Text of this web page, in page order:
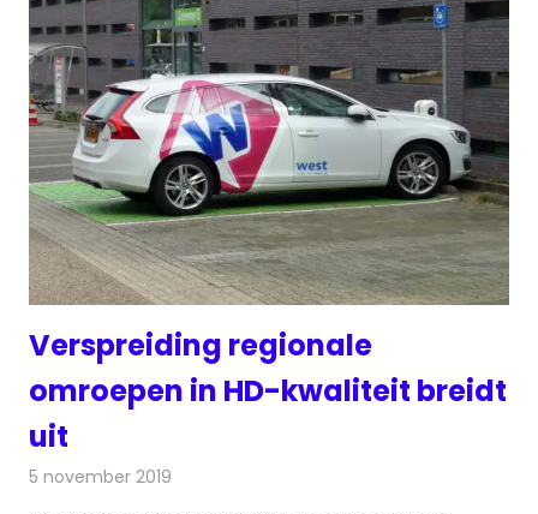
Verspreiding regionale
omroepen in HD-kwaliteit breidt
uit
5 november 2019